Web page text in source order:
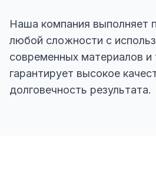
Наша компания выполняет
любой сложности с
современных материалов и
гарантирует высокое
долговечность результата.